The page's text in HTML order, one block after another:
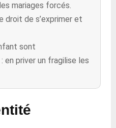
mariages forcés.
droit de s’exprimer et
sont
en priver un fragilise les